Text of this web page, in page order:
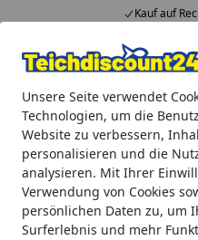
Unsere Seite verwendet
Technologien, um die
Website zu verbessern,
personalisieren und die
analysieren. Mit Ihrer
Verwendung von Cookies
persönlichen Daten zu, um
Surferlebnis und mehr
Kauf auf
Alle Produkte
Mein Konto
Suchen
Startseite
Oase Puffer für Aquarius
Oase Puffer für
Set 5500-7500